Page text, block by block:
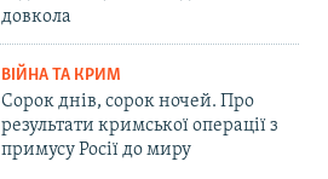
довкола
ВІЙНА ТА КРИМ
Сорок днів, сорок ночей. Про
результати кримської операції з
примусу Росії до миру